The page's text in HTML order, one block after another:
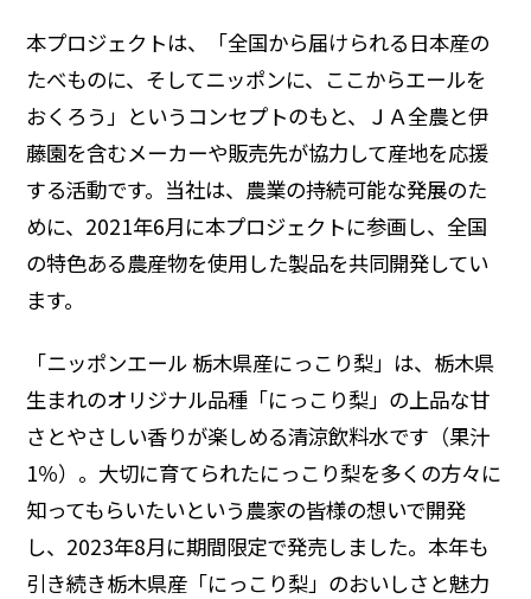
よくいただくご質問
IR・投資家情報トップ
本プロジェクトは、「全国から届けられる日本産の
たべものに、そしてニッポンに、ここからエールを
おくろう」というコンセプトのもと、ＪＡ全農と伊
藤園を含むメーカーや販売先が協力して産地を応援
する活動です。当社は、農業の持続可能な発展のた
めに、2021年6月に本プロジェクトに参画し、全国
の特色ある農産物を使用した製品を共同開発してい
ます。
「ニッポンエール 栃木県産にっこり梨」は、栃木県
生まれのオリジナル品種「にっこり梨」の上品な甘
さとやさしい香りが楽しめる清涼飲料水です（果汁
1％）。大切に育てられたにっこり梨を多くの方々に
知ってもらいたいという農家の皆様の想いで開発
し、2023年8月に期間限定で発売しました。本年も
引き続き栃木県産「にっこり梨」のおいしさと魅力